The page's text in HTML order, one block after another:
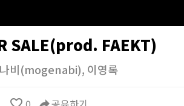
SALE(prod. FAEKT)
비(mogenabi), 이영록